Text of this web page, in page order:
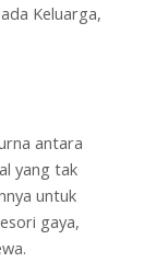
Keluarga,
antara
yang tak
untuk
gaya,